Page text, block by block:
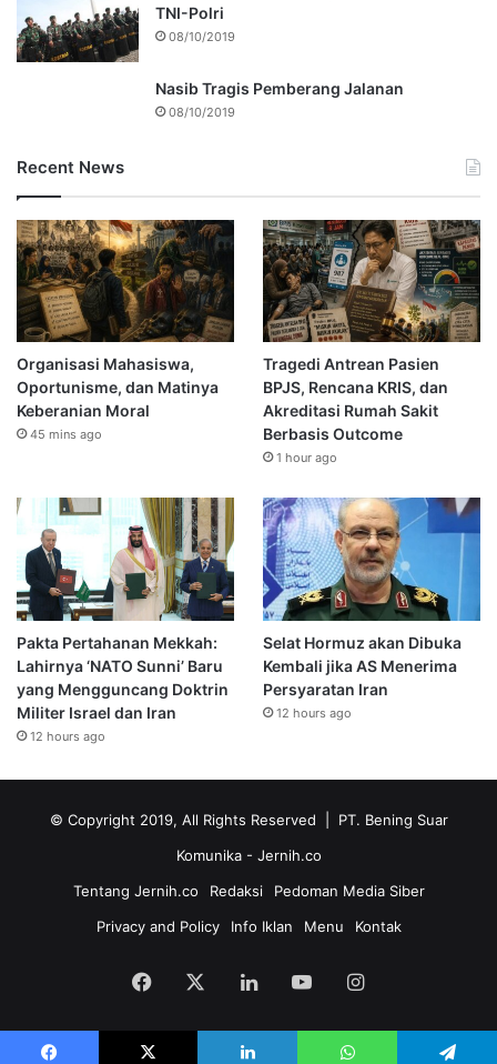
TNI-Polri
08/10/2019
Nasib Tragis Pemberang Jalanan
08/10/2019
Recent News
Organisasi Mahasiswa,
Oportunisme, dan Matinya
Keberanian Moral
45 mins ago
Tragedi Antrean Pasien
BPJS, Rencana KRIS, dan
Akreditasi Rumah Sakit
Berbasis Outcome
1 hour ago
Pakta Pertahanan Mekkah:
Lahirnya ‘NATO Sunni’ Baru
yang Mengguncang Doktrin
Militer Israel dan Iran
12 hours ago
Selat Hormuz akan Dibuka
Kembali jika AS Menerima
Persyaratan Iran
12 hours ago
© Copyright 2019, All Rights Reserved | PT. Bening Suar
Komunika - Jernih.co
Tentang Jernih.co
Redaksi
Pedoman Media Siber
Privacy and Policy
Info Iklan Menu Kontak
Facebook LinkedInYouTubeInstagram